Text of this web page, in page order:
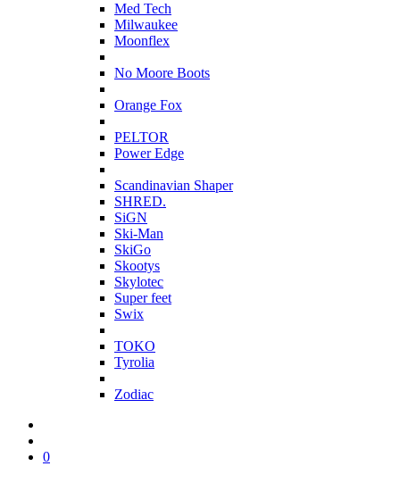
Med Tech
Milwaukee
Moonflex
No Moore Boots
Orange Fox
PELTOR
Power Edge
Scandinavian Shaper
SHRED.
SiGN
Ski-Man
SkiGo
Skootys
Skylotec
Super feet
Swix
TOKO
Tyrolia
Zodiac
0